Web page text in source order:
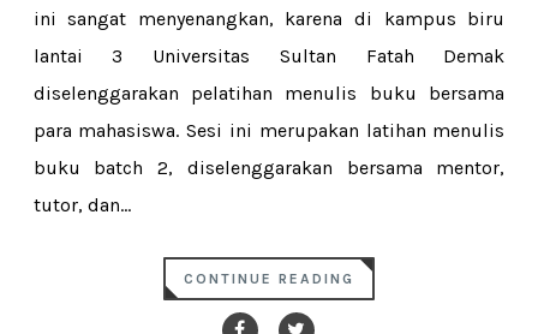
ini sangat menyenangkan, karena di kampus biru
lantai 3 Universitas Sultan Fatah Demak
diselenggarakan pelatihan menulis buku bersama
para mahasiswa. Sesi ini merupakan latihan menulis
buku batch 2, diselenggarakan bersama mentor,
tutor, dan...
CONTINUE READING